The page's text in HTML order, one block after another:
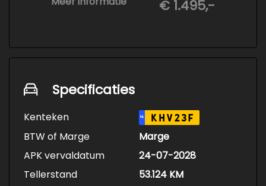
• Keramische Coating (+/- 5 jaar)
€ 1.495,-
Specificaties
Kenteken NL KHV23F
BTW of Marge
Marge
APK vervaldatum
24-07-2028
Tellerstand
53.124 KM